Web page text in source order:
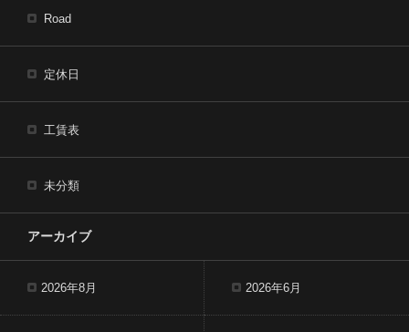
Road
定休日
工賃表
未分類
アーカイブ
2026年8月 2026年6月